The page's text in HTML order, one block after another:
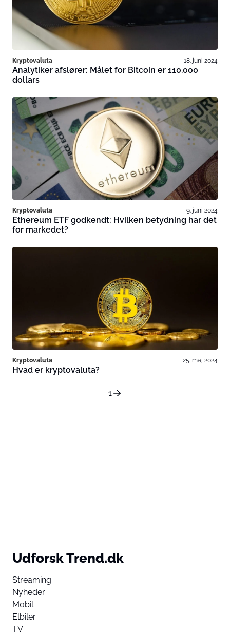
Kryptovaluta 18. juni 2024
Analytiker afslører: Målet for Bitcoin er 110.000
dollars
Kryptovaluta 9. juni 2024
Ethereum ETF godkendt: Hvilken betydning har det
for markedet?
Kryptovaluta 25. maj 2024
Hvad er kryptovaluta?
1
Udforsk Trend.dk
Streaming
Nyheder
Mobil
Elbiler
TV